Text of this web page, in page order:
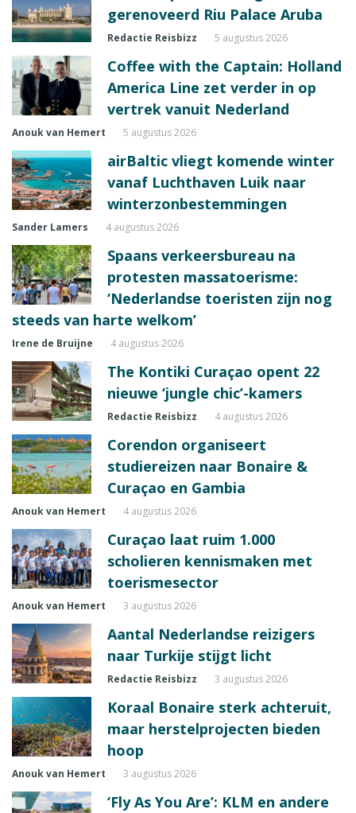
gerenoveerd Riu Palace Aruba
Redactie Reisbizz 5 augustus 2026
Coffee with the Captain: Holland
America Line zet verder in op
vertrek vanuit Nederland
Anouk van Hemert 5 augustus 2026
airBaltic vliegt komende winter
vanaf Luchthaven Luik naar
winterzonbestemmingen
Sander Lamers 4 augustus 2026
Spaans verkeersbureau na
protesten massatoerisme:
‘Nederlandse toeristen zijn nog
steeds van harte welkom’
Irene de Bruijne 4 augustus 2026
The Kontiki Curaçao opent 22
nieuwe ‘jungle chic’-kamers
Redactie Reisbizz 4 augustus 2026
Corendon organiseert
studiereizen naar Bonaire &
Curaçao en Gambia
Anouk van Hemert 4 augustus 2026
Curaçao laat ruim 1.000
scholieren kennismaken met
toerismesector
Anouk van Hemert 3 augustus 2026
Aantal Nederlandse reizigers
naar Turkije stijgt licht
Redactie Reisbizz 3 augustus 2026
Koraal Bonaire sterk achteruit,
maar herstelprojecten bieden
hoop
Anouk van Hemert 3 augustus 2026
‘Fly As You Are’: KLM en andere